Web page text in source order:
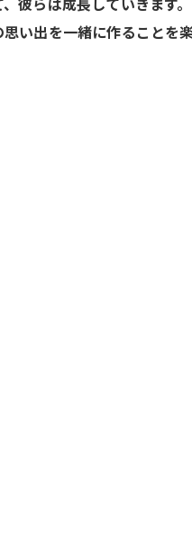
彼らは成長していきます
い出を一緒に作ることを楽